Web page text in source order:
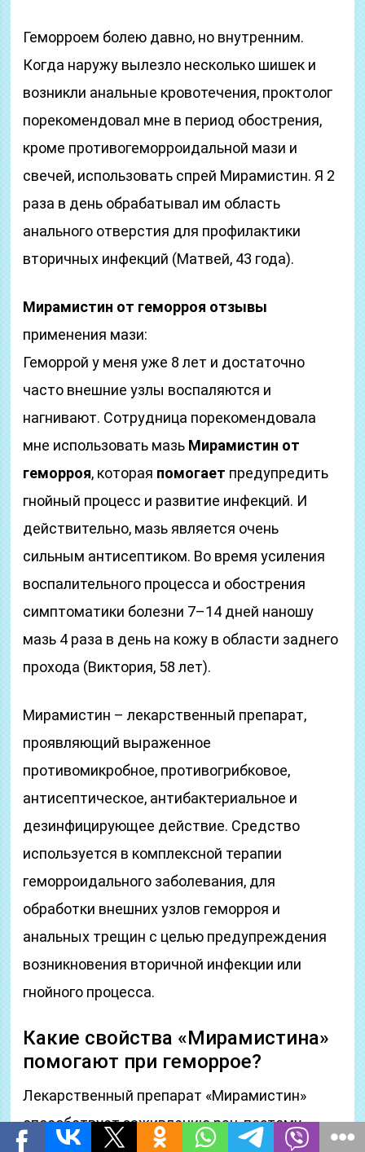
Геморроем болею давно, но внутренним.
Когда наружу вылезло несколько шишек и
возникли анальные кровотечения, проктолог
порекомендовал мне в период обострения,
кроме противогеморроидальной мази и
свечей, использовать спрей Мирамистин. Я 2
раза в день обрабатывал им область
анального отверстия для профилактики
вторичных инфекций (Матвей, 43 года).
Мирамистин от геморроя отзывы
применения мази:
Геморрой у меня уже 8 лет и достаточно
часто внешние узлы воспаляются и
нагнивают. Сотрудница порекомендовала
мне использовать мазь Мирамистин от
геморроя, которая помогает предупредить
гнойный процесс и развитие инфекций. И
действительно, мазь является очень
сильным антисептиком. Во время усиления
воспалительного процесса и обострения
симптоматики болезни 7–14 дней наношу
мазь 4 раза в день на кожу в области заднего
прохода (Виктория, 58 лет).
Мирамистин – лекарственный препарат,
проявляющий выраженное
противомикробное, противогрибковое,
антисептическое, антибактериальное и
дезинфицирующее действие. Средство
используется в комплексной терапии
геморроидального заболевания, для
обработки внешних узлов геморроя и
анальных трещин с целью предупреждения
возникновения вторичной инфекции или
гнойного процесса.
Какие свойства «Мирамистина»
помогают при геморрое?
Лекарственный препарат «Мирамистин»
способствует заживлению ран, поэтому